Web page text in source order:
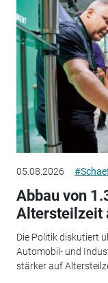
05.08.2026
Abbau von
Altersteilzeit
Die Politik diskutiert
Automobil- und
stärker auf